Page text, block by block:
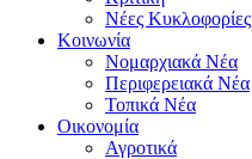
Νέες Κυκλοφορίες
Κοινωνία
Νομαρχιακά Νέα
Περιφερειακά Νέα
Τοπικά Νέα
Οικονομία
Αγροτικά